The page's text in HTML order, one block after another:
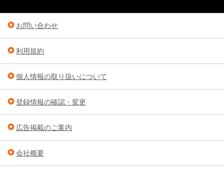
お問い合わせ
利用規約
個人情報の取り扱いについて
登録情報の確認・変更
広告掲載のご案内
会社概要